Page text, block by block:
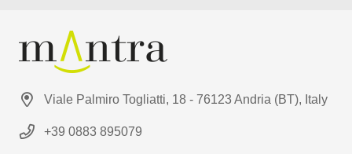
Viale Palmiro Togliatti, 18 - 76123 Andria (BT), Italy
+39 0883 895079